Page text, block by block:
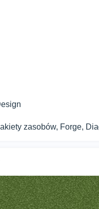
zasobów, Forge,